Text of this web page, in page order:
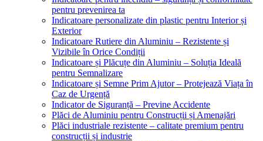
pentru prevenirea ta
Indicatoare personalizate din plastic pentru Interior și
Exterior
Indicatoare Rutiere din Aluminiu – Rezistente și
Vizibile în Orice Condiții
Indicatoare și Plăcuțe din Aluminiu – Soluția Ideală
pentru Semnalizare
Indicatoare și Semne Prim Ajutor – Protejează Viața în
Caz de Urgență
Indicator de Siguranță – Previne Accidente
Plăci de Aluminiu pentru Construcții și Amenajări
Plăci industriale rezistente – calitate premium pentru
construcții și industrie